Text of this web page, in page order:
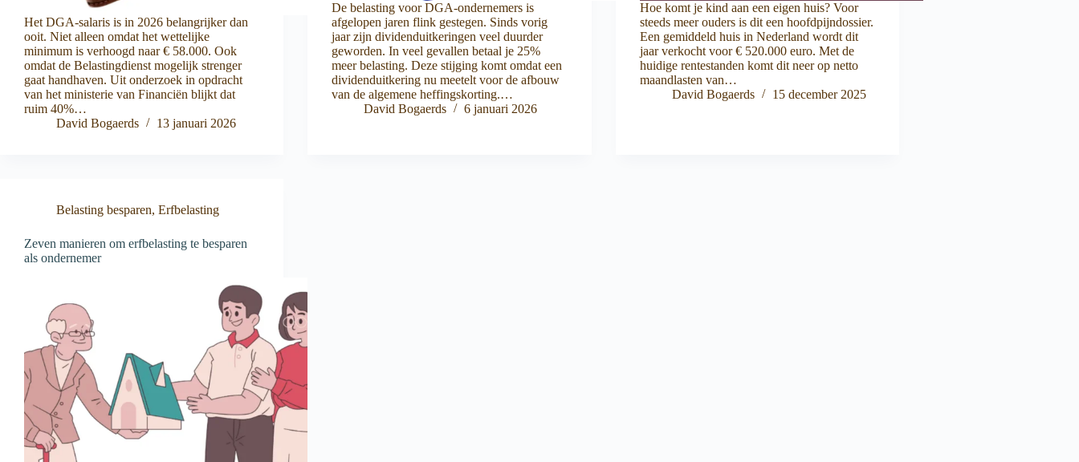
Het DGA-salaris is in 2026 belangrijker dan
ooit. Niet alleen omdat het wettelijke
minimum is verhoogd naar € 58.000. Ook
omdat de Belastingdienst mogelijk strenger
gaat handhaven. Uit onderzoek in opdracht
van het ministerie van Financiën blijkt dat
ruim 40%…
David Bogaerds
13 januari 2026
De belasting voor DGA-ondernemers is
afgelopen jaren flink gestegen. Sinds vorig
jaar zijn dividenduitkeringen veel duurder
geworden. In veel gevallen betaal je 25%
meer belasting. Deze stijging komt omdat een
dividenduitkering nu meetelt voor de afbouw
van de algemene heffingskorting.…
David Bogaerds
6 januari 2026
Hoe komt je kind aan een eigen huis? Voor
steeds meer ouders is dit een hoofdpijndossier.
Een gemiddeld huis in Nederland wordt dit
jaar verkocht voor € 520.000 euro. Met de
huidige rentestanden komt dit neer op netto
maandlasten van…
David Bogaerds
15 december 2025
Belasting besparen, Erfbelasting
Zeven manieren om erfbelasting te besparen
als ondernemer